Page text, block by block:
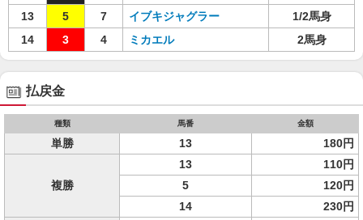
13
5 7 イブキジャグラー
1/2馬身
14
3 4 ミカエル 2馬身
払戻金
種類 馬番 金額
単勝 13 180円
複勝
13
110円
5
120円
14
230円